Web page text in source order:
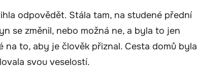
odpovědět. Stála tam, na studené přední
se změnil, nebo možná ne, a byla to jen
to, aby je člověk přiznal. Cesta domů byla
svou veselostí.